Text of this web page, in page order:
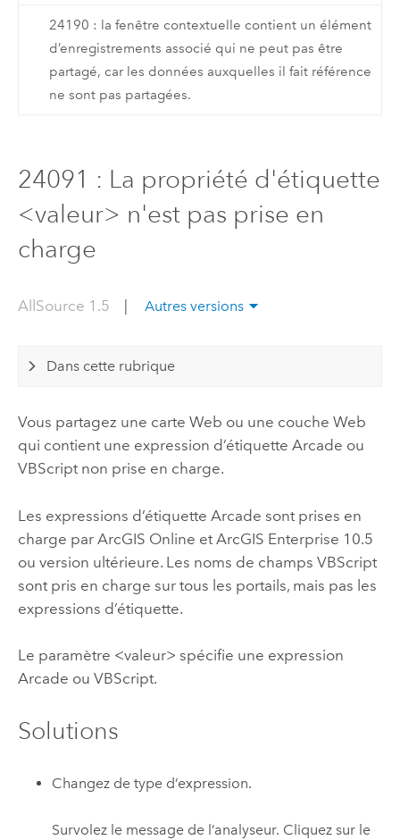
24190 : la fenêtre contextuelle contient un élément
d’enregistrements associé qui ne peut pas être
partagé, car les données auxquelles il fait référence
ne sont pas partagées.
24091 : La propriété d'étiquette
<valeur> n'est pas prise en
charge
AllSource 1.5 | Autres versions
Dans cette rubrique
Vous partagez une carte Web ou une couche Web
qui contient une expression d’étiquette Arcade ou
VBScript non prise en charge.
Les expressions d’étiquette Arcade sont prises en
charge par ArcGIS Online et ArcGIS Enterprise 10.5
ou version ultérieure. Les noms de champs VBScript
sont pris en charge sur tous les portails, mais pas les
expressions d’étiquette.
Le paramètre <valeur> spécifie une expression
Arcade ou VBScript.
Solutions
Changez de type d’expression.
Survolez le message de l’analyseur. Cliquez sur le